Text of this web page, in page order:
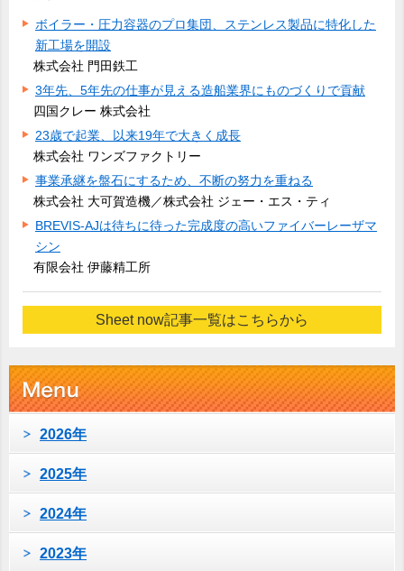
ボイラー・圧力容器のプロ集団、ステンレス製品に特化した
新工場を開設
株式会社 門田鉄工
3年先、5年先の仕事が見える造船業界にものづくりで貢献
四国クレー 株式会社
23歳で起業、以来19年で大きく成長
株式会社 ワンズファクトリー
事業承継を盤石にするため、不断の努力を重ねる
株式会社 大可賀造機／株式会社 ジェー・エス・ティ
BREVIS-AJは待ちに待った完成度の高いファイバーレーザマ
シン
有限会社 伊藤精工所
Sheet now記事一覧はこちらから
2026年
2025年
2024年
2023年